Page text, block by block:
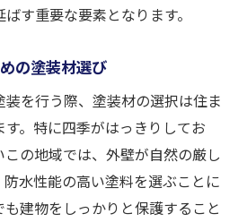
す重要な要素となります。
の塗装材選び
を行う際、塗装材の選択は住ま
。特に四季がはっきりしてお
の地域では、外壁が自然の厳し
水性能の高い塗料を選ぶことに
建物をしっかりと保護すること